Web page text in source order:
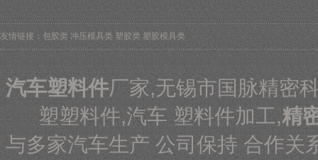
友情链接：包胶类 冲压模具类 塑胶类 塑胶模具类
汽车塑料件厂家,无锡市国脉精密
塑塑料件,汽车 塑料件加工,精
与多家汽车生产 公司保持 合作关